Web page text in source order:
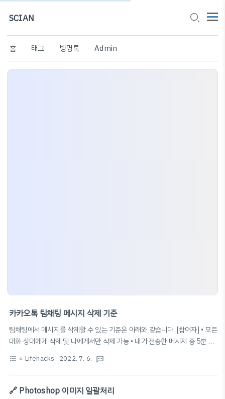
SCIAN
홈 태그 방명록 Admin
카카오톡 팀채팅 메시지 삭제 기준
팀채팅에서 메시지를 삭제할 수 있는 기준은 아래와 같습니다. [참여자] • 모든
대화 상대에게 삭제 및 나에게서만 삭제 가능 • 내가 전송한 메시지 중 5분 이
함하여 최대 3일까지 모두에게서 삭제 가능하나 이틀 내에 삭제하는 것을 권
장합니다. — kakao 고객센터 FAQ 고객센터 카카오 고객센터를 통해 각 서
비스 도움말을 확인해보세요. cs.kakao.com
format_list_bulleted ⭐️ Lifehacks · 2022. 7. 6. textsms
🔗 Photoshop 이미지 일괄처리